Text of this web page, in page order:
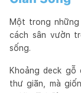
Một trong những
cách sân vườn
sống.
Khoảng deck
thư giãn, mà